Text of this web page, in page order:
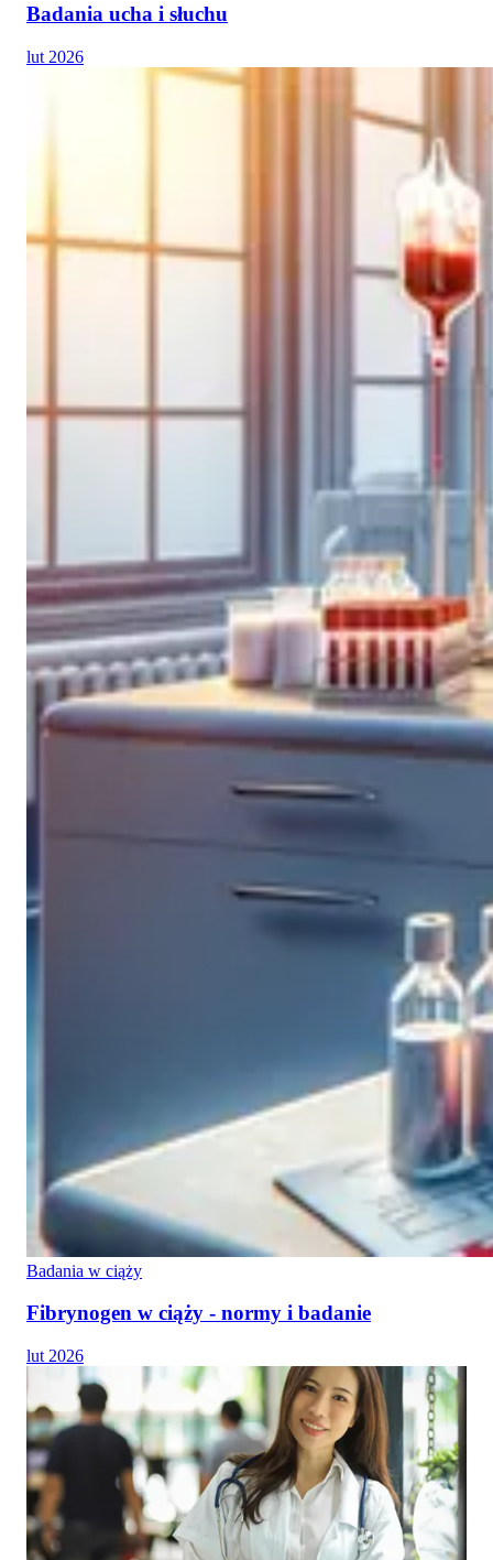
Badania ucha i słuchu
lut 2026
Badania w ciąży
Fibrynogen w ciąży - normy i badanie
lut 2026